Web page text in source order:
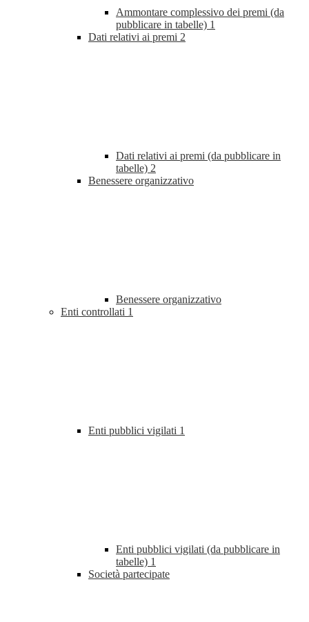
Ammontare complessivo dei premi (da
pubblicare in tabelle) 1
Dati relativi ai premi 2
Dati relativi ai premi (da pubblicare in
tabelle) 2
Benessere organizzativo
Benessere organizzativo
Enti controllati 1
Enti pubblici vigilati 1
Enti pubblici vigilati (da pubblicare in
tabelle) 1
Società partecipate